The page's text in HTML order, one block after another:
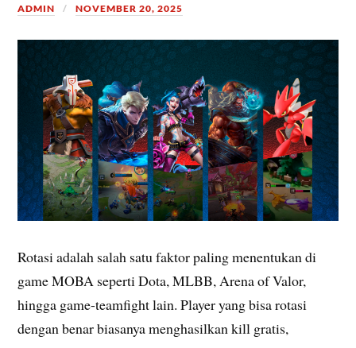
ADMIN NOVEMBER 20, 2025
Rotasi adalah salah satu faktor paling menentukan di
game MOBA seperti Dota, MLBB, Arena of Valor,
hingga game-teamfight lain. Player yang bisa rotasi
dengan benar biasanya menghasilkan kill gratis,